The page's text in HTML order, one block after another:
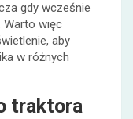
gdy wcześnie
Warto więc
aby
w różnych
traktora